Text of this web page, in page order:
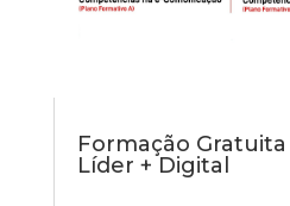
Formação Gratuita
Líder + Digital